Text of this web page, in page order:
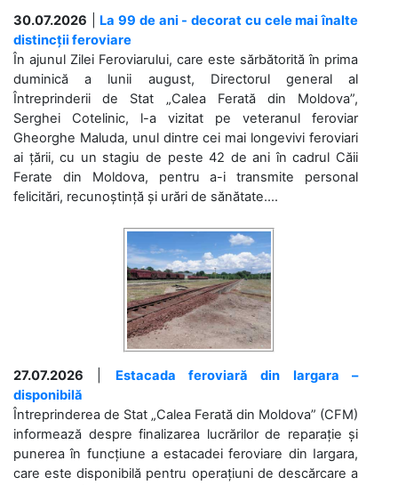
30.07.2026
La 99 de ani - decorat cu cele mai înalte
distincții feroviare
În ajunul Zilei Feroviarului, care este sărbătorită în prima
duminică a lunii august, Directorul general al
Întreprinderii de Stat „Calea Ferată din Moldova”,
Serghei Cotelinic, l-a vizitat pe veteranul feroviar
Gheorghe Maluda, unul dintre cei mai longevivi feroviari
ai țării, cu un stagiu de peste 42 de ani în cadrul Căii
Ferate din Moldova, pentru a-i transmite personal
felicitări, recunoștință și urări de sănătate....
27.07.2026
Estacada feroviară din Iargara –
disponibilă
Întreprinderea de Stat „Calea Ferată din Moldova” (CFM)
informează despre finalizarea lucrărilor de reparație și
punerea în funcțiune a estacadei feroviare din Iargara,
care este disponibilă pentru operațiuni de descărcare a